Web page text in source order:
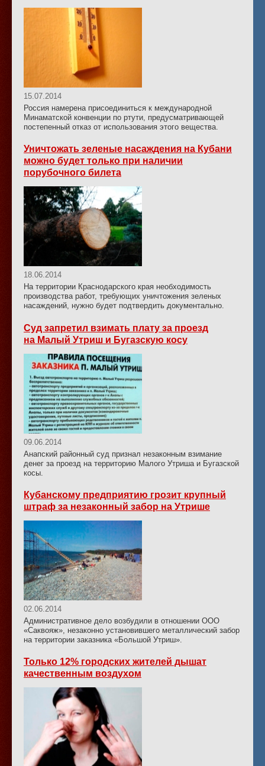
15.07.2014
Россия намерена присоединиться к международной
Минаматской конвенции по ртути, предусматривающей
постепенный отказ от использования этого вещества.
Уничтожать зеленые насаждения на Кубани
можно будет только при наличии
порубочного билета
18.06.2014
На территории Краснодарского края необходимость
производства работ, требующих уничтожения зеленых
насаждений, нужно будет подтвердить документально.
Суд запретил взимать плату за проезд
на Малый Утриш и Бугазскую косу
09.06.2014
Анапский районный суд признал незаконным взимание
денег за проезд на территорию Малого Утриша и Бугазской
косы.
Кубанскому предприятию грозит крупный
штраф за незаконный забор на Утрише
02.06.2014
Административное дело возбудили в отношении ООО
«Саквояж», незаконно установившего металлический забор
на территории заказника «Большой Утриш».
Только 12% городских жителей дышат
качественным воздухом